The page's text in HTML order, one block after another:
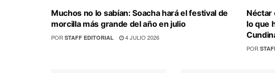
Muchos no lo sabían: Soacha hará el festival de
morcilla más grande del año en julio
POR STAFF EDITORIAL 4 JULIO 2026
Néctar
lo que
POR